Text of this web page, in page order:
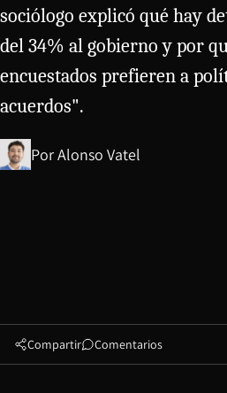
sociólogo explicó qué hay
del 34% al gobierno y por
encuestados prefieren a
acuerdos".
PorAlonso Vatel
Compartir Comentarios